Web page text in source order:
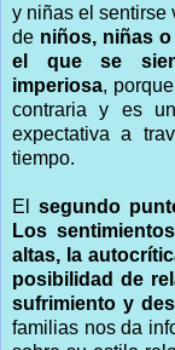
y niñas el sentirse
de niños, niñas
el que se
imperiosa,
contraria y es
expectativa a
tiempo.
El segundo
Los
altas, la
posibilidad de
sufrimiento y
familias nos da